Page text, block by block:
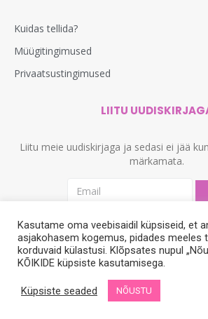
Kuidas tellida?
Müügitingimused
Privaatsustingimused
LIITU
Liitu meie uudiskirjaga ja sedasi ei jää
märkamata.
© 2012-2024. Kõik õigused kaitstud.
Kasutame oma veebisaidil küpsiseid, et
asjakohasem kogemus, pidades meeles
korduvaid külastusi. Klõpsates nupul
KÕIKIDE küpsiste kasutamisega.
Küpsiste seaded NÕUSTU